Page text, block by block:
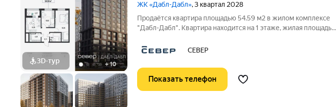
3D-тур +10
ЖК «Дабл-Дабл», 3 квартал 2028
Продаётся квартира площадью 54.59 м2 в жилом комплексе
"Дабл-Дабл". Квартира находится на 1 этаже, жилая площадь
особенностей планировки изолированные комнаты с окнами на
СЕВЕР
Показать телефон